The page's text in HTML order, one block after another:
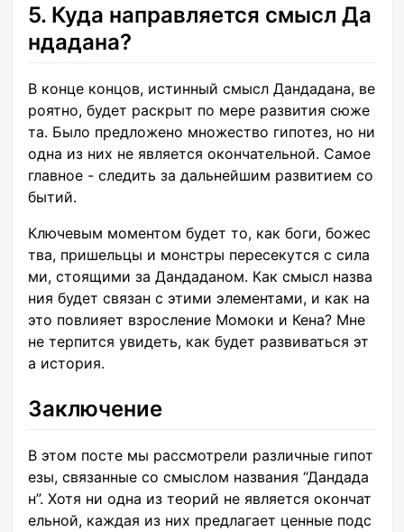
5. Куда направляется смысл Да
ндадана?
В конце концов, истинный смысл Дандадана, ве
роятно, будет раскрыт по мере развития сюже
та. Было предложено множество гипотез, но ни
одна из них не является окончательной. Самое
главное - следить за дальнейшим развитием со
бытий.
Ключевым моментом будет то, как боги, божес
тва, пришельцы и монстры пересекутся с сила
ми, стоящими за Дандаданом. Как смысл назва
ния будет связан с этими элементами, и как на
это повлияет взросление Момоки и Кена? Мне
не терпится увидеть, как будет развиваться эт
а история.
Заключение
В этом посте мы рассмотрели различные гипот
езы, связанные со смыслом названия “Дандада
н”. Хотя ни одна из теорий не является окончат
ельной, каждая из них предлагает ценные подс